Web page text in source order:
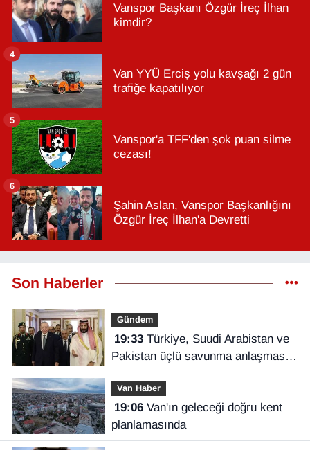
Vanspor Başkanı Özgür İreç İlhan
kimdir?
Van YYÜ Erciş yolu kavşağı 2 gün
trafiğe kapatılıyor
4
Vanspor'a TFF'den şok puan silme
cezası!
5
Şahin Aslan, Vanspor Başkanlığını
Özgür İreç İlhan'a Devretti
6
Son Haberler
Gündem
19:33Türkiye, Suudi Arabistan ve
Pakistan üçlü savunma anlaşması
imzaladı
Van Haber
19:06Van'ın geleceği doğru kent
planlamasında